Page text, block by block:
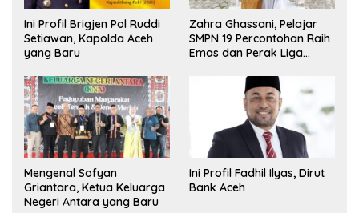
Ini Profil Brigjen Pol Ruddi
Setiawan, Kapolda Aceh
yang Baru
Zahra Ghassani, Pelajar
SMPN 19 Percontohan Raih
Emas dan Perak Liga
Mengenal Sofyan
Griantara, Ketua Keluarga
Negeri Antara yang Baru
Ini Profil Fadhil Ilyas, Dirut
Bank Aceh